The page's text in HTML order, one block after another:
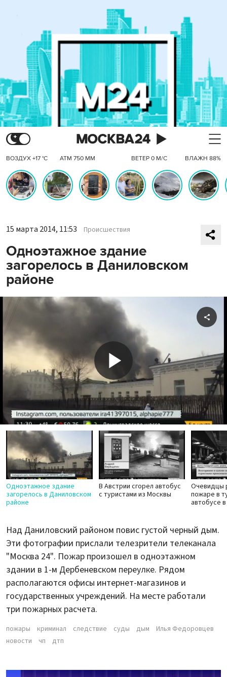
ВОЗДУХ +17 °C АТМ 750 ММ ВЕТЕР 0 М/С ВЛАЖН 88%
15 марта 2014, 11:53 Происшествия
Одноэтажное здание
загорелось в Даниловском
районе
Play
Video
Одноэтажное здание
загорелось в Даниловском
районе
В Австрии сгорел автобус
с туристами из Москвы
Очевидцы
пожаре в
автобусе
Над Даниловский районом повис густой черный дым.
Эти фотографии прислали телезрители телеканала
"Москва 24". Пожар произошел в одноэтажном
здании в 1-м Дербеневском переулке. Рядом
располагаются офисы интернет-магазинов и
государственных учреждений. На месте работали
три пожарных расчета.
пожары криминал следствие суды дым
Илья Федоровцев
новости
чп дтп